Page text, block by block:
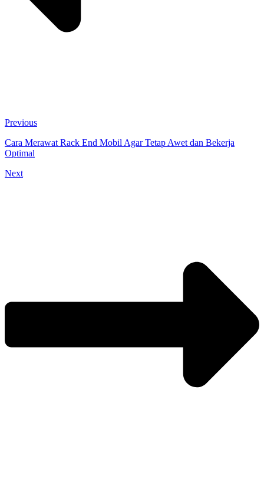
Previous
Cara Merawat Rack End Mobil Agar Tetap Awet dan Bekerja
Optimal
Next